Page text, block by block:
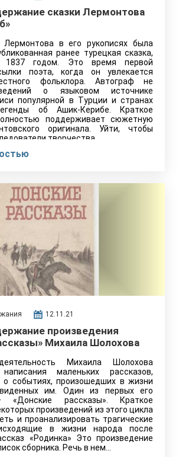
сказки Лермонтова
Лермонтова в его рукописях была
ранее турецкая сказка,
1837 годом. Это время первой
поэта, когда он увлекается
фольклора. Автограф не
о языковом источнике
популярной в Турции и странах
об Ашик-Керибе. Краткое
поддерживает сюжетную
оригинала. Уйти, чтобы
творчества…
12.11.21
произведения
Михаила Шолохова
Михаила Шолохова
маленьких рассказов,
о событиях, произошедших в жизни
им. Один из первых его
«Донские рассказы». Краткое
произведений из этого цикла
и проанализировать трагические
в жизни народа после
«Родинка» Это произведение
сборника. Речь в нем…